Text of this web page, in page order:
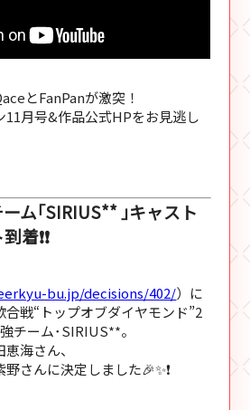
とFanPanが激突！
11月号&作品公式HPをお見逃し
ム｢SIRIUS** ｣キャスト
❗❗
bu.jp/decisions/402/）に
戦“トップオブダイヤモンド”2
チーム･SIRIUS**。
海さん、
さんに決定しました🎉✨❗